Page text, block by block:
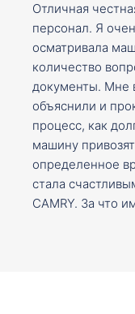
Отличная
персонал. Я
осматривала
количество
документы. Мне
объяснили и
процесс, как
машину
определенное
стала
CAMRY. За что